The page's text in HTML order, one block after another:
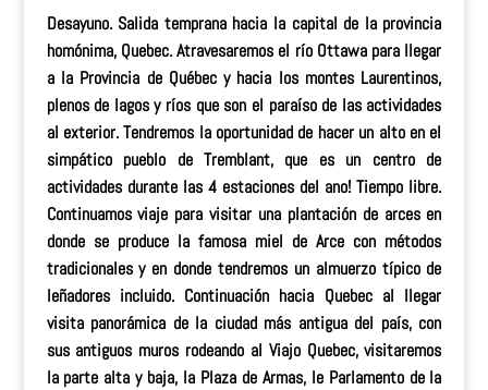
Desayuno. Salida temprana hacia la capital de la provincia
homónima, Quebec. Atravesaremos el río Ottawa para llegar
a la Provincia de Québec y hacia los montes Laurentinos,
plenos de lagos y ríos que son el paraíso de las actividades
al exterior. Tendremos la oportunidad de hacer un alto en el
simpático pueblo de Tremblant, que es un centro de
actividades durante las 4 estaciones del ano! Tiempo libre.
Continuamos viaje para visitar una plantación de arces en
donde se produce la famosa miel de Arce con métodos
tradicionales y en donde tendremos un almuerzo típico de
leñadores incluido.Continuación hacia Quebec al llegar
visita panorámica de la ciudad más antigua del país, con
sus antiguos muros rodeando al Viajo Quebec, visitaremos
la parte alta y baja, la Plaza de Armas, le Parlamento de la